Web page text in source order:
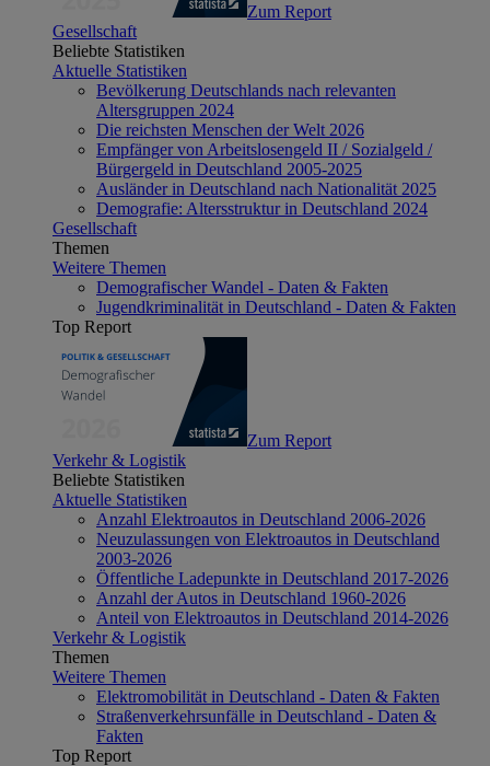
Zum Report
Gesellschaft
Beliebte Statistiken
Aktuelle Statistiken
Bevölkerung Deutschlands nach relevanten
Altersgruppen 2024
Die reichsten Menschen der Welt 2026
Empfänger von Arbeitslosengeld II / Sozialgeld /
Bürgergeld in Deutschland 2005-2025
Ausländer in Deutschland nach Nationalität 2025
Demografie: Altersstruktur in Deutschland 2024
Gesellschaft
Themen
Weitere Themen
Demografischer Wandel - Daten & Fakten
Jugendkriminalität in Deutschland - Daten & Fakten
Top Report
Zum Report
Verkehr & Logistik
Beliebte Statistiken
Aktuelle Statistiken
Anzahl Elektroautos in Deutschland 2006-2026
Neuzulassungen von Elektroautos in Deutschland
2003-2026
Öffentliche Ladepunkte in Deutschland 2017-2026
Anzahl der Autos in Deutschland 1960-2026
Anteil von Elektroautos in Deutschland 2014-2026
Verkehr & Logistik
Themen
Weitere Themen
Elektromobilität in Deutschland - Daten & Fakten
Straßenverkehrsunfälle in Deutschland - Daten &
Fakten
Top Report